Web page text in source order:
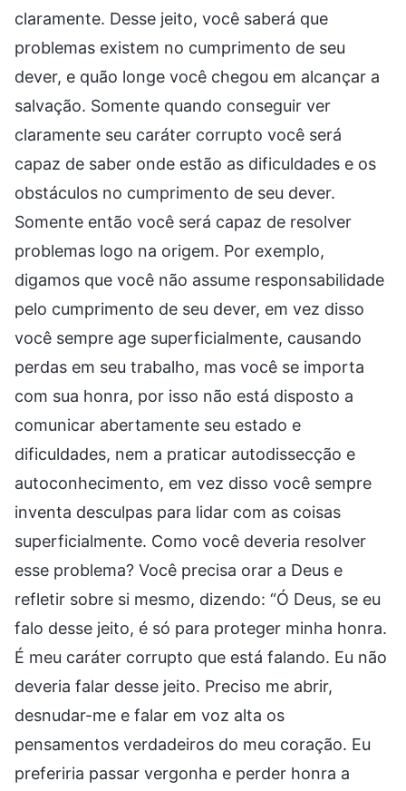
claramente. Desse jeito, você saberá que
problemas existem no cumprimento de seu
dever, e quão longe você chegou em alcançar a
salvação. Somente quando conseguir ver
claramente seu caráter corrupto você será
capaz de saber onde estão as dificuldades e os
obstáculos no cumprimento de seu dever.
Somente então você será capaz de resolver
problemas logo na origem. Por exemplo,
digamos que você não assume responsabilidade
pelo cumprimento de seu dever, em vez disso
você sempre age superficialmente, causando
perdas em seu trabalho, mas você se importa
com sua honra, por isso não está disposto a
comunicar abertamente seu estado e
dificuldades, nem a praticar autodissecção e
autoconhecimento, em vez disso você sempre
inventa desculpas para lidar com as coisas
superficialmente. Como você deveria resolver
esse problema? Você precisa orar a Deus e
refletir sobre si mesmo, dizendo: “Ó Deus, se eu
falo desse jeito, é só para proteger minha honra.
É meu caráter corrupto que está falando. Eu não
deveria falar desse jeito. Preciso me abrir,
desnudar-me e falar em voz alta os
pensamentos verdadeiros do meu coração. Eu
preferiria passar vergonha e perder honra a